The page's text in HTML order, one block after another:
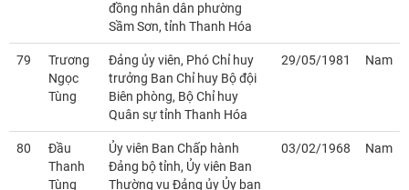
đồng nhân dân phường
Sầm Sơn, tỉnh Thanh Hóa
79
Trương
Ngọc
Tùng
Đảng ủy viên, Phó Chỉ huy
trưởng Ban Chỉ huy Bộ đội
Biên phòng, Bộ Chỉ huy
Quân sự tỉnh Thanh Hóa
29/05/1981 Nam
80
Đầu
Thanh
Tùng
Ủy viên Ban Chấp hành
Đảng bộ tỉnh, Ủy viên Ban
Thường vụ Đảng ủy Ủy ban
03/02/1968 Nam